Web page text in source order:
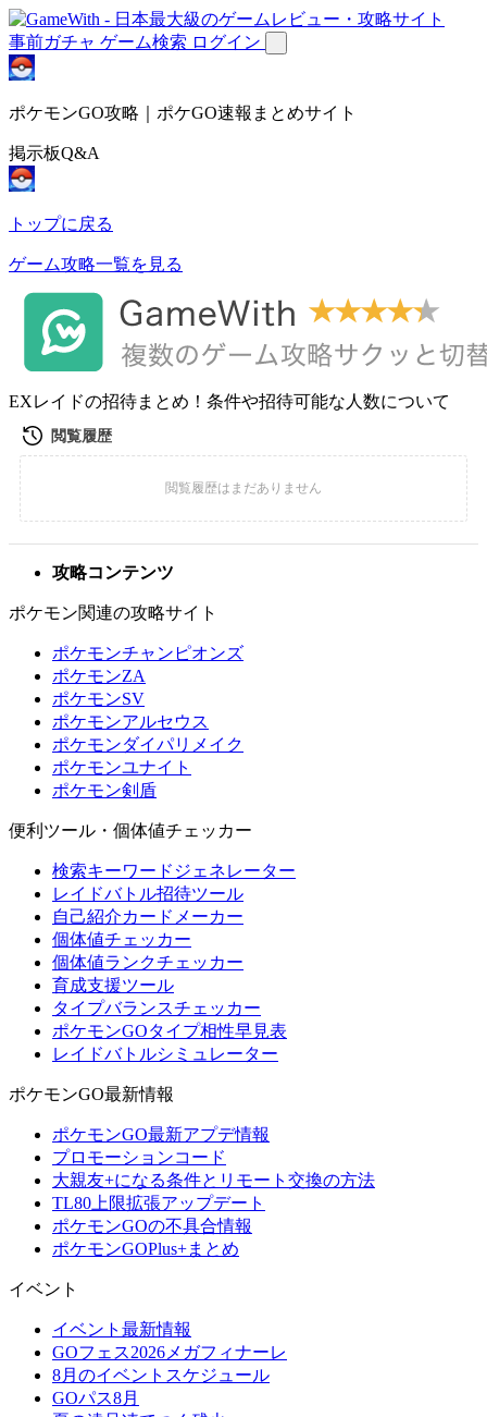
事前ガチャ ゲーム検索 ログイン
ポケモンGO攻略｜ポケGO速報まとめサイト
掲示板Q&A
トップに戻る
ゲーム攻略一覧を見る
EXレイドの招待まとめ！条件や招待可能な人数について
攻略コンテンツ
ポケモン関連の攻略サイト
ポケモンチャンピオンズ
ポケモンZA
ポケモンSV
ポケモンアルセウス
ポケモンダイパリメイク
ポケモンユナイト
ポケモン剣盾
便利ツール・個体値チェッカー
検索キーワードジェネレーター
レイドバトル招待ツール
自己紹介カードメーカー
個体値チェッカー
個体値ランクチェッカー
育成支援ツール
タイプバランスチェッカー
ポケモンGOタイプ相性早見表
レイドバトルシミュレーター
ポケモンGO最新情報
ポケモンGO最新アプデ情報
プロモーションコード
大親友+になる条件とリモート交換の方法
TL80上限拡張アップデート
ポケモンGOの不具合情報
ポケモンGOPlus+まとめ
イベント
イベント最新情報
GOフェス2026メガフィナーレ
8月のイベントスケジュール
GOパス8月